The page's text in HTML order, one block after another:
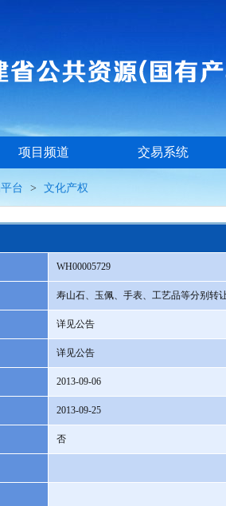
项目频道 交易系统
台 > 文化产权
WH00005729
寿山石、玉佩、手表、工艺品等分别转
详见公告
详见公告
2013-09-06
2013-09-25
否